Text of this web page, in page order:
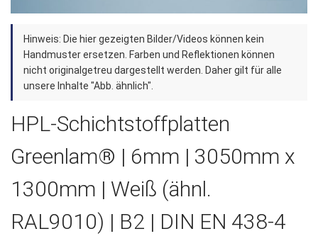
Zum
Anfang
der
Bildergalerie
Hinweis: Die hier gezeigten Bilder/Videos können kein
Handmuster ersetzen. Farben und Reflektionen können
nicht originalgetreu dargestellt werden. Daher gilt für alle
unsere Inhalte "Abb. ähnlich".
HPL-Schichtstoffplatten
Greenlam® | 6mm | 3050mm x
1300mm | Weiß (ähnl.
RAL9010) | B2 | DIN EN 438-4